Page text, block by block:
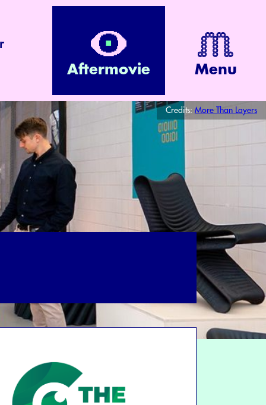
Aftermovie Menu
Credits: More Than Layers